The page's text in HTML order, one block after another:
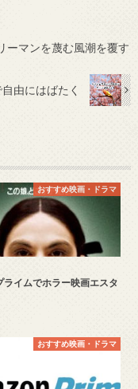
ーマンを蔑む風潮を覆す
由にはばたく
おすすめ映画・ドラマ
ライムでホラー映画エスタ
おすすめ映画・ドラマ